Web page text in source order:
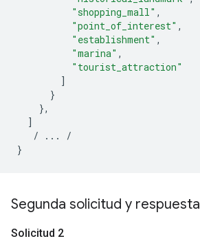
"shopping_mall" ,
"point_of_interest" ,
"establishment" ,
"marina" ,
"tourist_attraction"
]
}
},
]
/
...
/
}
Segunda solicitud y respuesta
Solicitud 2